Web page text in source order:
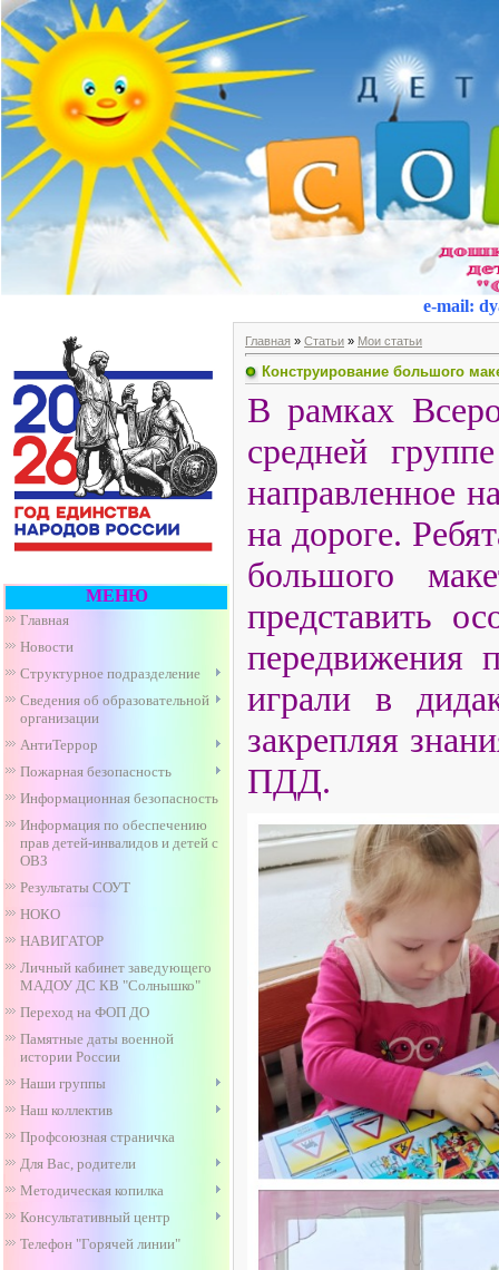
e-mail:
МЕНЮ
Главная
Новости
Структурное подразделение
Сведения об образовательной
организации
АнтиТеррор
Пожарная безопасность
Информационная безопасность
Информация по обеспечению
прав детей-инвалидов и детей с
ОВЗ
Результаты СОУТ
НОКО
НАВИГАТОР
Личный кабинет заведующего
МАДОУ ДС КВ "Солнышко"
Переход на ФОП ДО
Памятные даты военной
истории России
Наши группы
Наш коллектив
Профсоюзная страничка
Для Вас, родители
Методическая копилка
Консультативный центр
Телефон "Горячей линии"
Главная » Статьи » Мои статьи
Конструирование большого
В рамках
средней
направленное
на дороге.
большого
представить
передвижения
играли в
закрепляя
ПДД.